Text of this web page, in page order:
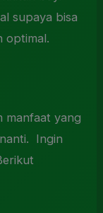
supaya bisa
optimal.
manfaat yang
Ingin